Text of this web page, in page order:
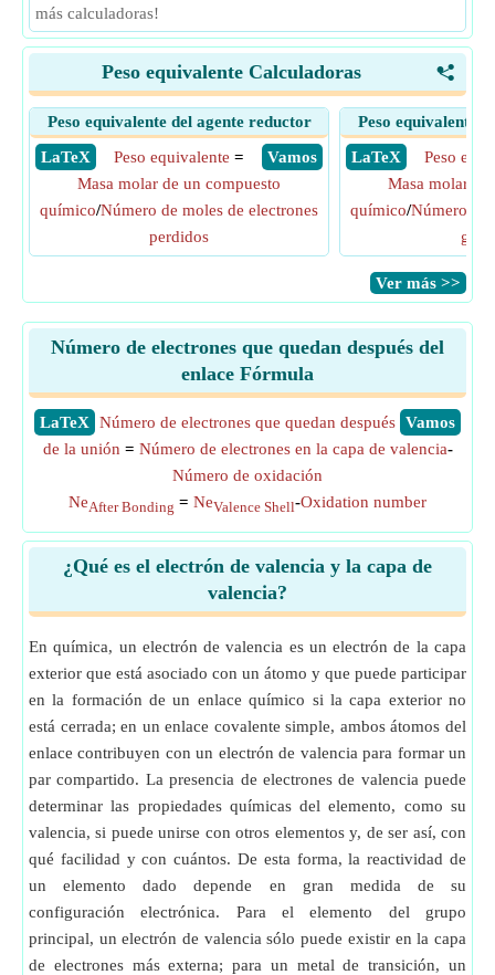
más calculadoras!
<
Peso equivalente Calculadoras
Peso equivalente del agente reductor
​ LaTeX
​ Vamos
Peso equivalente =
Masa molar de un compuesto
químico/Número de moles de electrones
perdidos
Peso equivalente
​ LaTeX
Peso
Masa molar de
químico/Número de
​Ver más >>
Número de electrones que quedan después del
enlace Fórmula
​LaTeX ​Vamos
Número de electrones que quedan después
de la unión = Número de electrones en la capa de valencia-
Número de oxidación
NeAfter Bonding = NeValence Shell-Oxidation number
¿Qué es el electrón de valencia y la capa de
valencia?
En química, un electrón de valencia es un electrón de la capa
exterior que está asociado con un átomo y que puede participar
en la formación de un enlace químico si la capa exterior no
está cerrada; en un enlace covalente simple, ambos átomos del
enlace contribuyen con un electrón de valencia para formar un
par compartido. La presencia de electrones de valencia puede
determinar las propiedades químicas del elemento, como su
valencia, si puede unirse con otros elementos y, de ser así, con
qué facilidad y con cuántos. De esta forma, la reactividad de
un elemento dado depende en gran medida de su
configuración electrónica. Para el elemento del grupo
principal, un electrón de valencia sólo puede existir en la capa
de electrones más externa; para un metal de transición, un